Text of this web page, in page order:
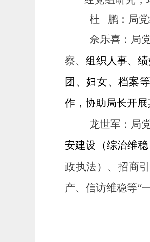
杜
鹏： 局
佘乐喜： 局
察、组织人事、绩
团、妇女、档案
作，协助局长开展
龙世军： 局
安建设（综治维
政执法）、招商
产、信访维稳等“